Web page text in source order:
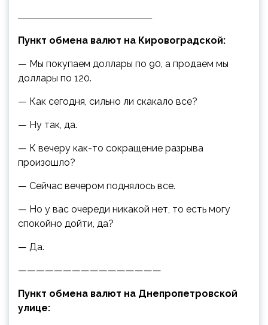
————————————————
Пункт обмена валют на Кировоградской:
— Мы покупаем доллары по 90, а продаем мы
доллары по 120.
— Как сегодня, сильно ли скакало все?
— Ну так, да.
— К вечеру как-то сокращение разрыва
произошло?
— Сейчас вечером поднялось все.
— Но у вас очереди никакой нет, то есть могу
спокойно дойти, да?
— Да.
————————————————
Пункт обмена валют на Днепропетровской
улице: